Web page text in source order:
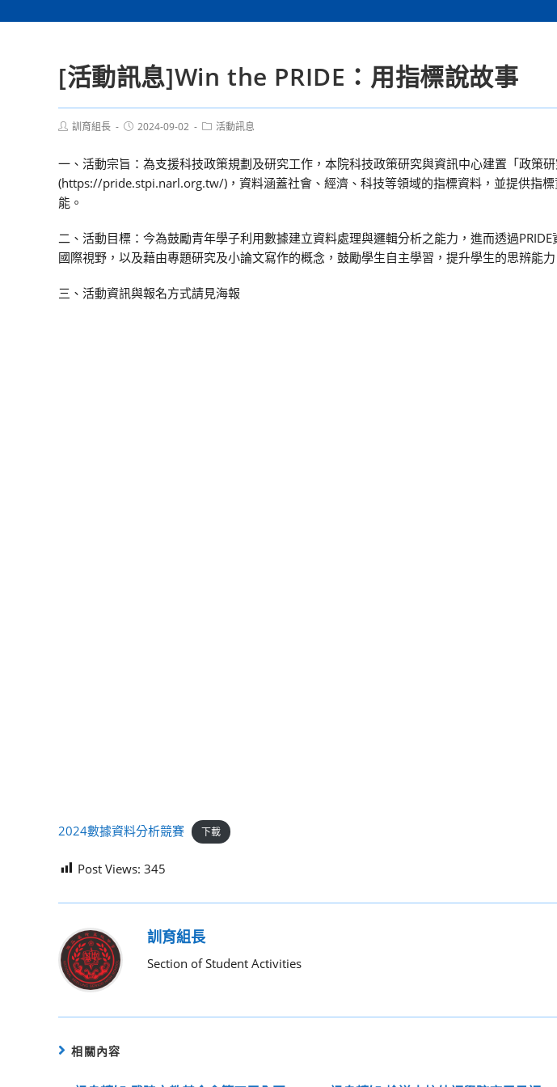
[活動訊息]Win the PRIDE：用指標說故事
Post訓育組長
Post2024-09-02
Post活動訊息
一、活動宗旨：為支援科技政策規劃及研究工作，本院科技政策研究與資訊中心建置「政策
(https://pride.stpi.narl.org.tw/)，資料涵蓋社會、經濟、科技等領域的指標資料，並提供指
能。
二、活動目標：今為鼓勵青年學子利用數據建立資料處理與邏輯分析之能力，進而透過
國際視野，以及藉由專題研究及小論文寫作的概念，鼓勵學生自主學習，提升學生的思辨能
三、活動資訊與報名方式請見海報
2024數據資料分析競賽 下載
Post Views: 345
訓育組長
Section of Student Activities
相關內容